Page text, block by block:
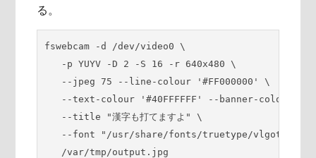
る。
fswebcam -d /dev/video0 \
-p YUYV -D 2 -S 16 -r 640x480 \
--jpeg 75 --line-colour '#FF000000' \
--text-colour '#40FFFFFF' --banner-colour
--title "漢字も打てますよ" \
--font "/usr/share/fonts/truetype/vlgothic/
/var/tmp/output.jpg